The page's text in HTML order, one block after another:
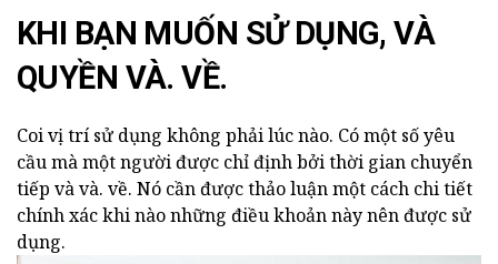
KHI BẠN MUỐN SỬ DỤNG, VÀ
QUYỀN VÀ. VỀ.
Coi vị trí sử dụng không phải lúc nào. Có một số yêu
cầu mà một người được chỉ định bởi thời gian chuyển
tiếp và và. về. Nó cần được thảo luận một cách chi tiết
chính xác khi nào những điều khoản này nên được sử
dụng.